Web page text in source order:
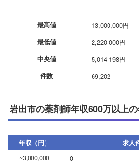
最高値 13,000,000円
最低値 2,220,000円
中央値 5,014,198円
件数 69,202
岩出市の薬剤師年収600万以上
年収（円）
求人
~3,000,000
0